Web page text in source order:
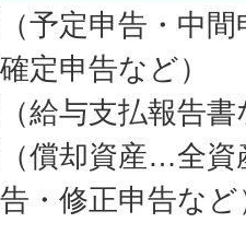
予定申告・中
定申告など）
給与支払報告書
償却資産…全資
・修正申告など